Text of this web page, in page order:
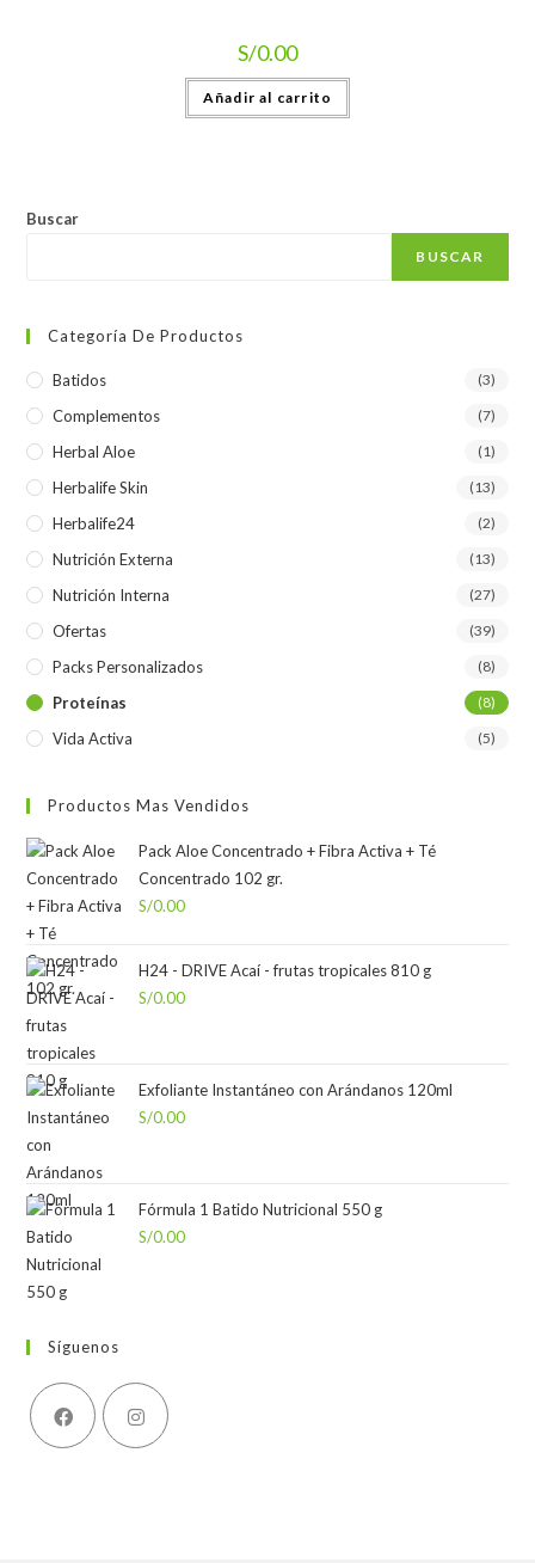
S/0.00
Añadir al carrito
Buscar
BUSCAR
Categoría De Productos
Batidos (3)
Complementos (7)
Herbal Aloe (1)
Herbalife Skin (13)
Herbalife24 (2)
Nutrición Externa (13)
Nutrición Interna (27)
Ofertas (39)
Packs Personalizados (8)
Proteínas (8)
Vida Activa (5)
Productos Mas Vendidos
Pack Aloe Concentrado + Fibra Activa + Té
Concentrado 102 gr.
S/0.00
H24 - DRIVE Acaí - frutas tropicales 810 g
S/0.00
Exfoliante Instantáneo con Arándanos 120ml
S/0.00
Fórmula 1 Batido Nutricional 550 g
S/0.00
Síguenos